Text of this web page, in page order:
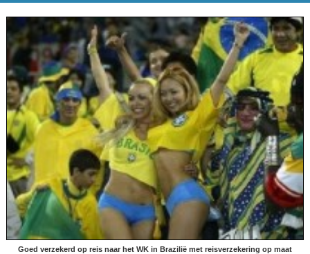
Goed verzekerd op reis naar het WK in Brazilië met reisverzekering op maat